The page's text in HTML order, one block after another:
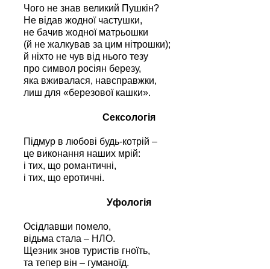
Чого не знав великий Пушкін?
Не відав жодної частушки,
не бачив жодної матрьошки
(й не жалкував за цим нітрошки);
й ніхто не чув від нього тезу
про символ росіян березу,
яка вживалася, навсправжки,
лиш для «березової кашки».
Сексологія
Підмур в любові будь-котрій –
це виконання наших мрій:
і тих, що романтичні,
і тих, що еротичні.
Уфологія
Осідлавши помело,
відьма стала – НЛО.
Щезник знов туристів гноїть,
та тепер він – гуманоїд.